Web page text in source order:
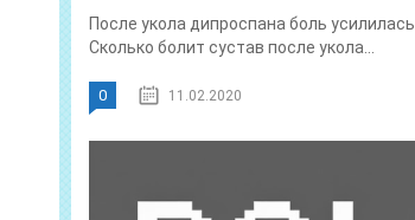
После укола дипроспана боль усилилась
Сколько болит сустав после укола...
0 11.02.2020